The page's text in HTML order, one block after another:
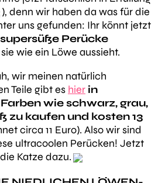
), denn wir haben da was für die
uns gefunden: Ihr könnt jetzt
supersüße Perücke
wie ein Löwe aussieht.
wir meinen natürlich
Teile gibt es hier in
wie schwarz, grau,
zu kaufen und kosten 13
circa 11 Euro). Also wir sind
ultracoolen Perücken! Jetzt
Katze dazu.